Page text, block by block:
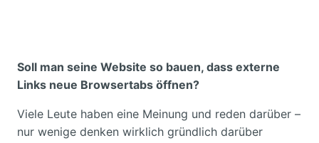
Soll man seine Website so bauen, dass externe
Links neue Browsertabs öffnen?
Viele Leute haben eine Meinung und reden darüber –
nur wenige denken wirklich gründlich darüber